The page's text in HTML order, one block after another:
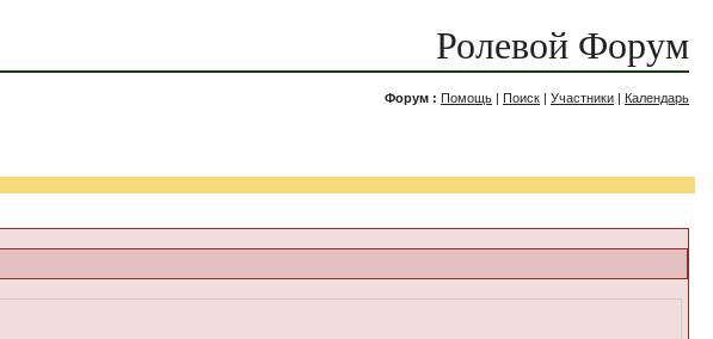
Ролевой Форум
Форум : Помощь | Поиск | Участники | Календарь